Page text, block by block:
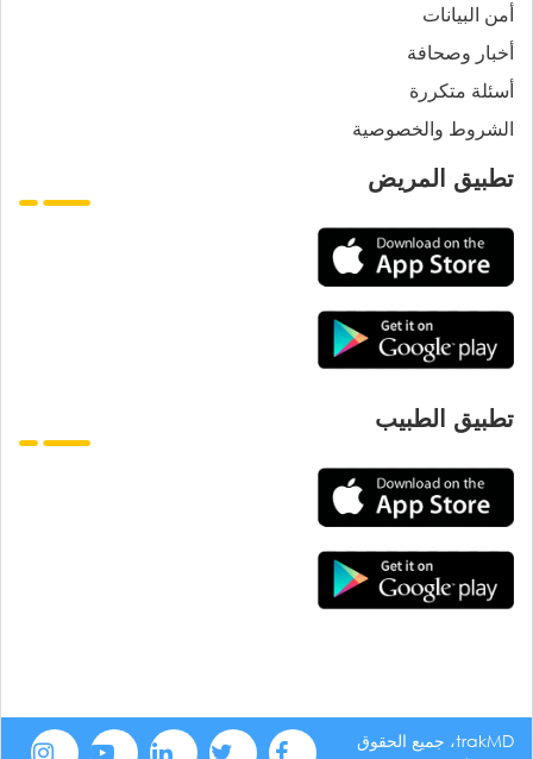
أمن البيانات
أخبار وصحافة
أسئلة متكررة
الشروط والخصوصية
تطبيق المريض
تطبيق الطبيب
trakMD، جميع الحقوق